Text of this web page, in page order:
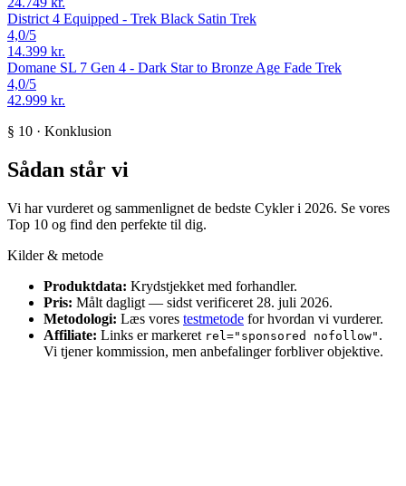
District 4 Equipped - Trek Black Satin Trek
4,0/5
14.399 kr.
Domane SL 7 Gen 4 - Dark Star to Bronze Age Fade Trek
4,0/5
42.999 kr.
§ 10 · Konklusion
Sådan står vi
Vi har vurderet og sammenlignet de bedste Cykler i 2026. Se vores
Top 10 og find den perfekte til dig.
Kilder & metode
Produktdata: Krydstjekket med forhandler.
Pris: Målt dagligt — sidst verificeret 28. juli 2026.
Metodologi: Læs vores testmetode for hvordan vi vurderer.
Affiliate: Links er markeret rel="sponsored nofollow" .
Vi tjener kommission, men anbefalinger forbliver objektive.